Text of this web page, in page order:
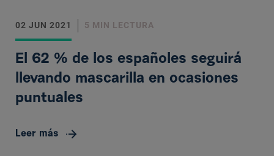
02 JUN 2021 5 MIN LECTURA
El 62 % de los españoles seguirá
llevando mascarilla en ocasiones
puntuales
Leer más